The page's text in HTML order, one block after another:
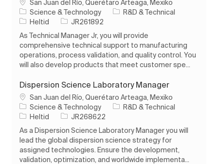
PlatsSan Juan del Río, Querétaro Arteaga, Mexiko
Science & Technology
Kategori
R&D & Technical
Typ av jobb
Heltid Jobb-ID
JR261892
As Technical Manager Jr, you will provide
comprehensive technical support to manufacturing
operations, process validation, and quality control. You
will also develop products that meet customer spe...
Dispersion Science Laboratory Manager
PlatsSan Juan del Río, Querétaro Arteaga, Mexiko
Science & Technology
Kategori
R&D & Technical
Typ av jobb
Heltid Jobb-ID
JR268622
As a Dispersion Science Laboratory Manager you will
lead the global dispersion science strategy for
assigned technologies. Ensure the development,
validation, optimization, and worldwide implementa...